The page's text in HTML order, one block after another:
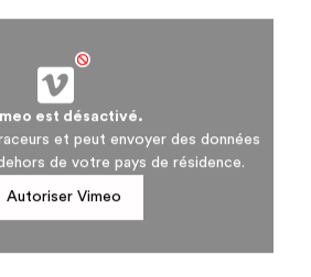
est désactivé.
et peut envoyer des données
de votre pays de résidence.
Autoriser Vimeo